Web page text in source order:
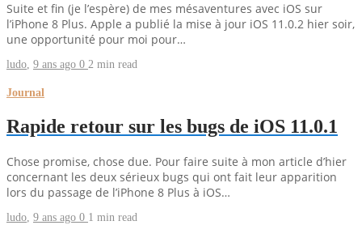
Suite et fin (je l’espère) de mes mésaventures avec iOS sur
l’iPhone 8 Plus. Apple a publié la mise à jour iOS 11.0.2 hier soir,
une opportunité pour moi pour…
ludo, 9 ans ago 0 2 min read
Journal
Rapide retour sur les bugs de iOS 11.0.1
Chose promise, chose due. Pour faire suite à mon article d’hier
concernant les deux sérieux bugs qui ont fait leur apparition
lors du passage de l’iPhone 8 Plus à iOS…
ludo 9 ans ago 0 1 min read